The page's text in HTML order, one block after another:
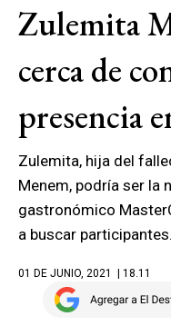
Zulemita
cerca de
presencia
Zulemita, hija del
Menem, podría ser la
gastronómico
a buscar participantes.
01 DE JUNIO, 2021 | 18.11